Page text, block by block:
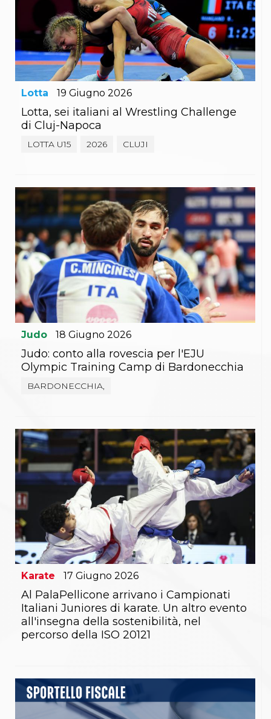
Lotta 19 Giugno 2026
Lotta, sei italiani al Wrestling Challenge
di Cluj-Napoca
LOTTA U15 2026 CLUJI
Judo 18 Giugno 2026
Judo: conto alla rovescia per l'EJU
Olympic Training Camp di Bardonecchia
BARDONECCHIA,
Karate 17 Giugno 2026
Al PalaPellicone arrivano i Campionati
Italiani Juniores di karate. Un altro evento
all'insegna della sostenibilità, nel
percorso della ISO 20121